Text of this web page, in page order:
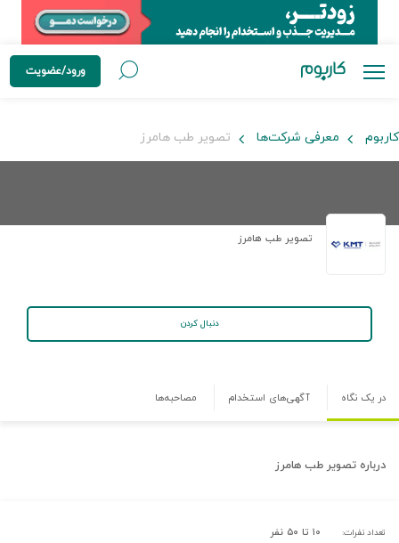
ورود/عضویت
کاربوم معرفی شرکت‌ها تصویر طب هامرز
تصویر طب هامرز
دنبال کردن
در یک نگاه آگهی‌های استخدام مصاحبه‌ها
درباره تصویر طب هامرز
تعداد نفرات: ۱۰ تا ۵۰ نفر